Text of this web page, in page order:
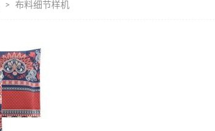
布料细节样机绗缝被TPG13-1010_tn